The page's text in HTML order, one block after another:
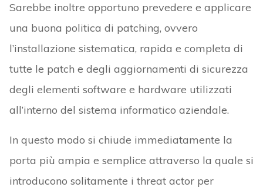
Sarebbe inoltre opportuno prevedere e applicare
una buona politica di patching, ovvero
l’installazione sistematica, rapida e completa di
tutte le patch e degli aggiornamenti di sicurezza
degli elementi software e hardware utilizzati
all’interno del sistema informatico aziendale.
In questo modo si chiude immediatamente la
porta più ampia e semplice attraverso la quale si
introducono solitamente i threat actor per